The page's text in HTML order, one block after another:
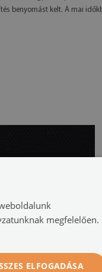
benyomást kelt. A mai
megfelelően.
ELFOGADÁSA